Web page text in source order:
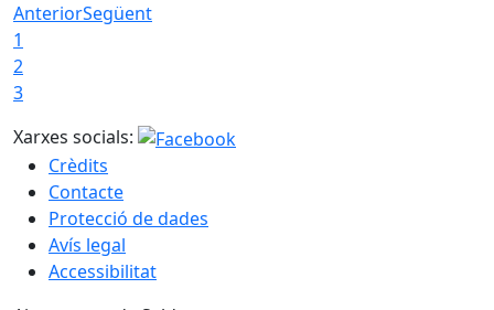
AnteriorSegüent
1
2
3
Xarxes socials:
Crèdits
Contacte
Protecció de dades
Avís legal
Accessibilitat